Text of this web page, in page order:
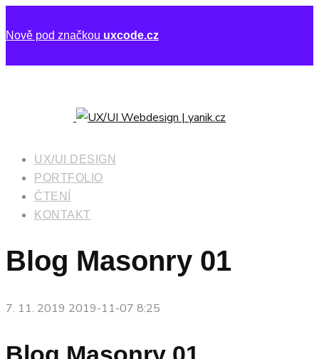
Nově pod značkou uxcode.cz
UX/UI DESIGN
PORTFOLIO
ČTENÍ
KONTAKT
Blog Masonry 01
7. 11. 2019 2019-11-07 8:25